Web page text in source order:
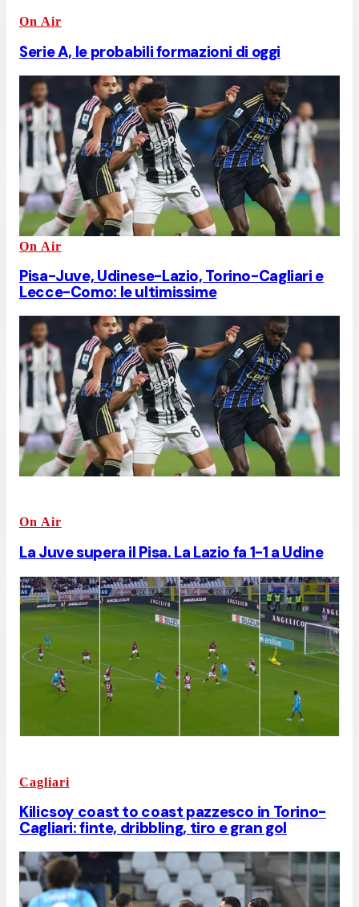
On Air
Serie A, le probabili formazioni di oggi
On Air
Pisa-Juve, Udinese-Lazio, Torino-Cagliari e
Lecce-Como: le ultimissime
On Air
La Juve supera il Pisa. La Lazio fa 1-1 a Udine
Cagliari
Kilicsoy coast to coast pazzesco in Torino-
Cagliari: finte, dribbling, tiro e gran gol